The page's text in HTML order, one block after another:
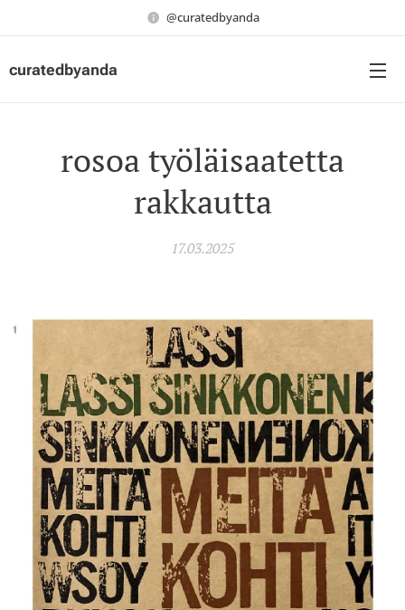
@curatedbyanda
curatedbyanda
rosoa työläisaatetta
rakkautta
17.03.2025